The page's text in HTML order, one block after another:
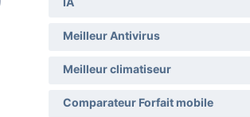
IA
Meilleur Antivirus
Meilleur climatiseur
Comparateur Forfait mobile